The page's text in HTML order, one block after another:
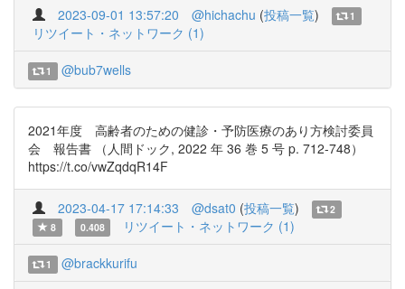
2023-09-01 13:57:20 @hichachu (投稿一覧) 1
リツイート・ネットワーク (1)
1 @bub7wells
2021年度 高齢者のための健診・予防医療のあり方検討委員
会 報告書 （人間ドック, 2022 年 36 巻 5 号 p. 712-748）
https://t.co/vwZqdqR14F
2023-04-17 17:14:33 @dsat0 (投稿一覧)
2
8
0.408 リツイート・ネットワーク (1)
1 @brackkurifu